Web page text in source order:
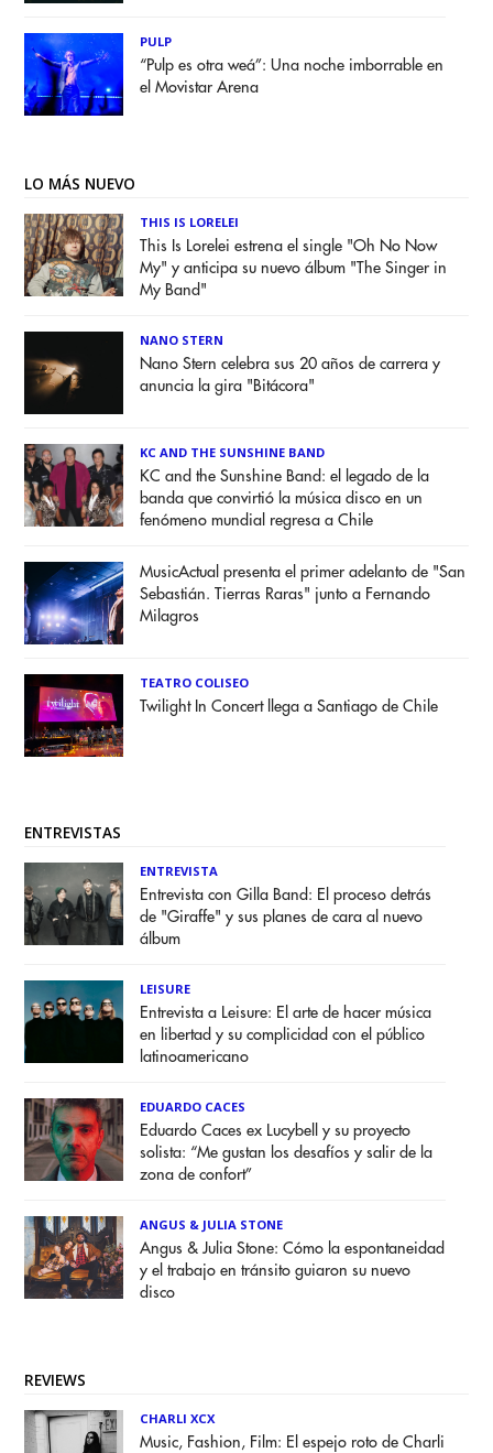
PULP
“Pulp es otra weá”: Una noche imborrable en
el Movistar Arena
LO MÁS NUEVO
THIS IS LORELEI
This Is Lorelei estrena el single "Oh No Now
My" y anticipa su nuevo álbum "The Singer in
My Band"
NANO STERN
Nano Stern celebra sus 20 años de carrera y
anuncia la gira "Bitácora"
KC AND THE SUNSHINE BAND
KC and the Sunshine Band: el legado de la
banda que convirtió la música disco en un
fenómeno mundial regresa a Chile
MusicActual presenta el primer adelanto de "San
Sebastián. Tierras Raras" junto a Fernando
Milagros
TEATRO COLISEO
Twilight In Concert llega a Santiago de Chile
ENTREVISTAS
ENTREVISTA
Entrevista con Gilla Band: El proceso detrás
de "Giraffe" y sus planes de cara al nuevo
álbum
LEISURE
Entrevista a Leisure: El arte de hacer música
en libertad y su complicidad con el público
latinoamericano
EDUARDO CACES
Eduardo Caces ex Lucybell y su proyecto
solista: “Me gustan los desafíos y salir de la
zona de confort”
ANGUS & JULIA STONE
Angus & Julia Stone: Cómo la espontaneidad
y el trabajo en tránsito guiaron su nuevo
disco
REVIEWS
CHARLI XCX
Music, Fashion, Film: El espejo roto de Charli